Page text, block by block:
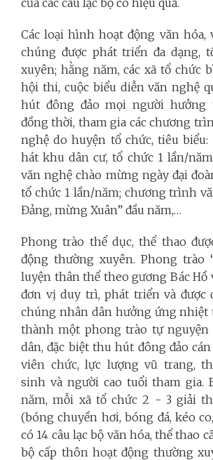
Các loại hình hoạt động văn hóa,
chúng được phát triển đa dạng,
xuyên; hằng năm, các xã tổ chức
hội thi, cuộc biểu diễn văn nghệ
hút đông đảo mọi người hưởng
đồng thời, tham gia các chương
nghệ do huyện tổ chức, tiêu
hát khu dân cư, tổ chức 1 lần/
văn nghệ chào mừng ngày đại
tổ chức 1 lần/năm; chương trình
Đảng, mừng Xuân” đầu năm,…
Phong trào thể dục, thể thao
động thường xuyên. Phong trào
luyện thân thể theo gương Bác Hồ
đơn vị duy trì, phát triển và được
chúng nhân dân hưởng ứng nhiệt
thành một phong trào tự nguyện
dân, đặc biệt thu hút đông đảo
viên chức, lực lượng vũ trang,
sinh và người cao tuổi tham gia.
năm, mỗi xã tổ chức 2 - 3 giải
(bóng chuyền hơi, bóng đá, kéo
có 14 câu lạc bộ văn hóa, thể thao
bộ cấp thôn hoạt động thường